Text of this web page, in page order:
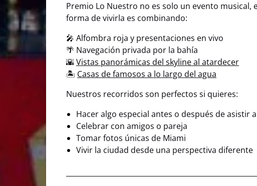
Premio Lo Nuestro no es solo un evento musical,
forma de vivirla es combinando:
🎤 Alfombra roja y presentaciones en vivo
🌴 Navegación privada por la bahía
🌇 Vistas panorámicas del skyline al atardecer
🏝 Casas de famosos a lo largo del agua
Nuestros recorridos son perfectos si quieres:
Hacer algo especial antes o después de asistir
Celebrar con amigos o pareja
Tomar fotos únicas de Miami
Vivir la ciudad desde una perspectiva diferente